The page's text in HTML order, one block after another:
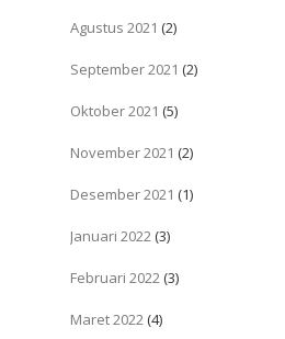
Agustus 2021 (2)
September 2021 (2)
Oktober 2021 (5)
November 2021 (2)
Desember 2021 (1)
Januari 2022 (3)
Februari 2022 (3)
Maret 2022 (4)